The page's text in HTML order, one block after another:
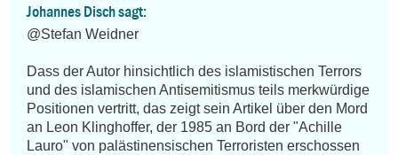
Johannes Disch sagt:
@Stefan Weidner
Dass der Autor hinsichtlich des islamistischen Terrors
und des islamischen Antisemitismus teils merkwürdige
Positionen vertritt, das zeigt sein Artikel über den Mord
an Leon Klinghoffer, der 1985 an Bord der "Achille
Lauro" von palästinensischen Terroristen erschossen